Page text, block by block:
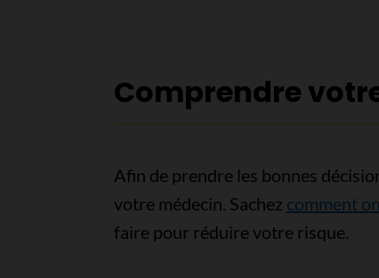
Comprendre
Afin de prendre les bonnes
votre médecin. Sachez comment
faire pour réduire votre risque.